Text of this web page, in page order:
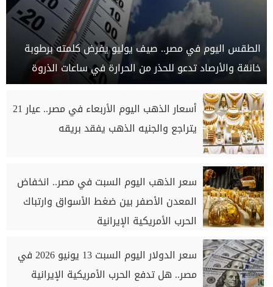
الطقس اليوم في مصر.. صيف يوليو يفرض كلمته برطوبة
خانقة والأرصاد تدعو للحذر من الحرارة في ساعات الذروة
أسعار الذهب اليوم الأربعاء في مصر.. عيار 21
يتراجع والجنيه الذهب يفقد بريقه
سعر الذهب اليوم السبت في مصر.. انخفاض
المعدن الأصفر بين ضغط الأسواق وارتباك
الحرب الأمريكية الإيرانية
سعر الدولار اليوم السبت 13 يونيو 2026 في
مصر.. هل تدفع الحرب الأمريكية الإيرانية